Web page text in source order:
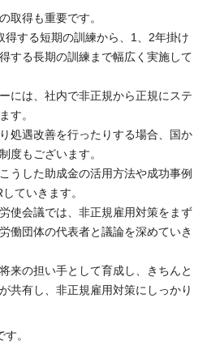
取得も重要です。
得する短期の訓練から、1、2年掛け
する長期の訓練まで幅広く実施して
には、社内で非正規から正規にステ
す。
処遇改善を行ったりする場合、国か
度もございます。
うした助成金の活用方法や成功事例
ていきます。
使会議では、非正規雇用対策をまず
働団体の代表者と議論を深めていき
来の担い手として育成し、きちんと
共有し、非正規雇用対策にしっかり
。